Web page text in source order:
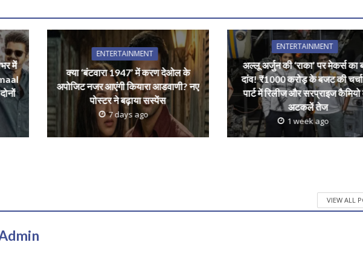
b
o
o
k
er l e
में
ENTERTAINMENT
क्या ‘बंटवारा 1947’ में करण देओल के
अपोजिट नजर आएंगी कियारा आडवाणी? नए
पोस्टर ने बढ़ाया सस्पेंस
7 days ago
ENTERTAINMENT
अल्लू अर्जुन की ‘राका’ पर मेकर्स का
दांव! ₹1000 करोड़ के बजट की
पार्ट में रिलीज और सरप्राइज कैमियो
अटकलें तेज
1 week ago
VIEW ALL